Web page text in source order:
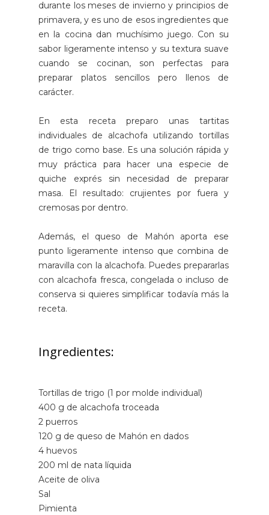
durante los meses de invierno y principios de
primavera, y es uno de esos ingredientes que
en la cocina dan muchísimo juego. Con su
sabor ligeramente intenso y su textura suave
cuando se cocinan, son perfectas para
preparar platos sencillos pero llenos de
carácter.
En esta receta preparo unas tartitas
individuales de alcachofa utilizando tortillas
de trigo como base. Es una solución rápida y
muy práctica para hacer una especie de
quiche exprés sin necesidad de preparar
masa. El resultado: crujientes por fuera y
cremosas por dentro.
Además, el queso de Mahón aporta ese
punto ligeramente intenso que combina de
maravilla con la alcachofa. Puedes prepararlas
con alcachofa fresca, congelada o incluso de
conserva si quieres simplificar todavía más la
receta.
Ingredientes:
Tortillas de trigo (1 por molde individual)
400 g de alcachofa troceada
2 puerros
120 g de queso de Mahón en dados
4 huevos
200 ml de nata líquida
Aceite de oliva
Sal
Pimienta